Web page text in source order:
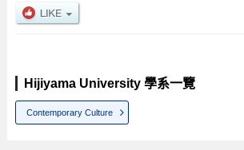
Hijiyama University 學系一覽
Contemporary Culture